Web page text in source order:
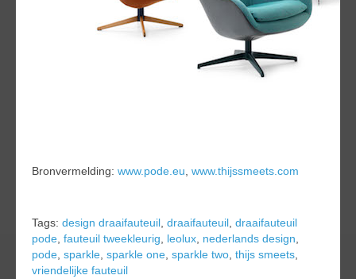
Bronvermelding: www.pode.eu www.thijssmeets.com
Tags: design draaifauteuil draaifauteuil draaifauteuil
pode fauteuil tweekleurig leolux nederlands design
pode sparkle sparkle one sparkle two thijs smeets
vriendelijke fauteuil